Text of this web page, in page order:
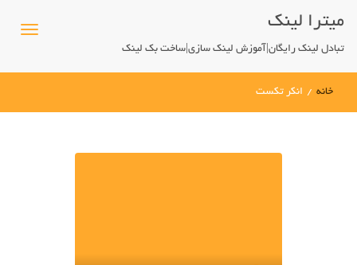
میترا لینک
تبادل لینک رایگان|آموزش لینک سازی|ساخت بک لینک
خانه / انکر تکست